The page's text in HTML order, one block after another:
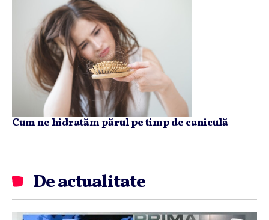
Cum ne hidratăm părul pe timp de caniculă
De actualitate